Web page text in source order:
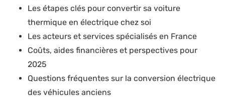
Les étapes clés pour convertir sa voiture
thermique en électrique chez soi
Les acteurs et services spécialisés en France
Coûts, aides financières et perspectives pour
2025
Questions fréquentes sur la conversion électrique
des véhicules anciens